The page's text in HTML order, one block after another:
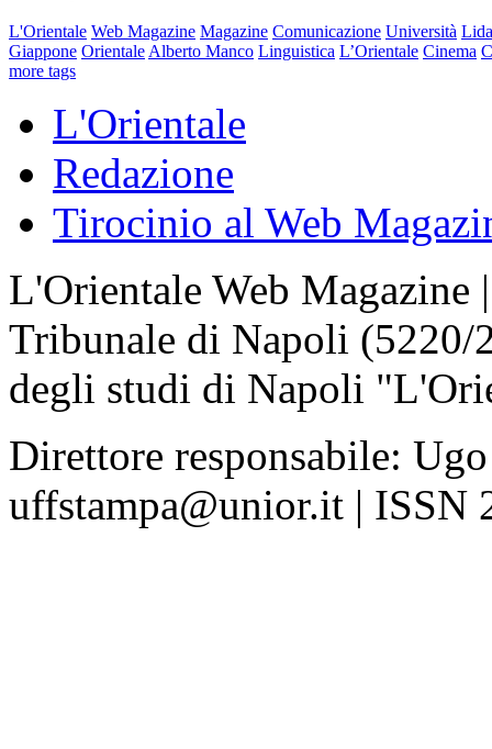
L'Orientale Web Magazine Magazine Comunicazione Università
Giappone Orientale Alberto Manco Linguistica L’Orientale Cinema
more tags
L'Orientale
Redazione
Tirocinio al Web
L'Orientale Web Magazine
Tribunale di Napoli
degli studi di Napoli
Direttore responsabile:
uffstampa@unior.it | ISSN